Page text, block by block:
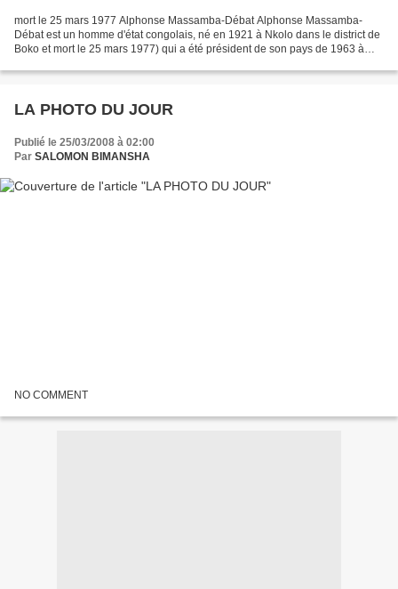
mort le 25 mars 1977 Alphonse Massamba-Débat Alphonse Massamba-
Débat est un homme d'état congolais, né en 1921 à Nkolo dans le district de
Boko et mort le 25 mars 1977) qui a été président de son pays de 1963 à
LA PHOTO DU JOUR
Publié le 25/03/2008 à 02:00
Par SALOMON BIMANSHA
NO COMMENT